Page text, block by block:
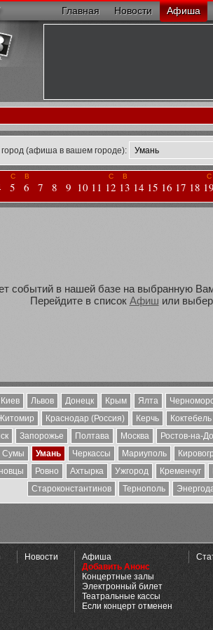
Главная Новости Афиша
(афиша в вашем городе):
С
5
В
6 7 8 9 10 11
С
12
В
13 14 15 16 17 18
С
19
событий в нашей базе на выбранную
Перейдите в список Афиш или
Киев Львов Донецк Крым Ялта
Краснодар (Россия) Керчь Коктебель
Запорожье Полтава Москва Ростов-на-
Сумы Умань Черкассы Мариуполь
Ровно Ахтырка Ужгород Кременчуг
Староконстантинов
Тернополь
Новости
Афиша
Добавить Анонс
Концертные залы
Электронный билет
Театральные кассы
Если концерт отменен